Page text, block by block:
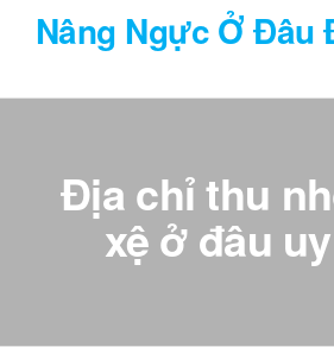
Chuyển
dung
Nâng Ngực Ở Đâu
Địa chỉ thu
xệ ở đâu